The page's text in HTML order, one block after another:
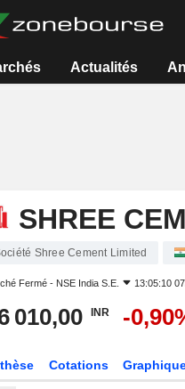
Actualités
SHREE
Shree Cement Limited
Fermé - NSE India S.E. 13:05:10
010,00 INR -
Cotations